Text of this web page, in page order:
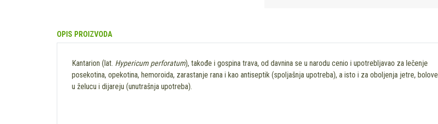
OPIS PROIZVODA
Kantarion (lat. Hypericum perforatum), takođe i gospina trava, od davnina se u narodu cenio i upotrebljavao za lečenje
posekotina, opekotina, hemoroida, zarastanje rana i kao antiseptik (spoljašnja upotreba), a isto i za oboljenja jetre, bolove
u želucu i dijareju (unutrašnja upotreba).